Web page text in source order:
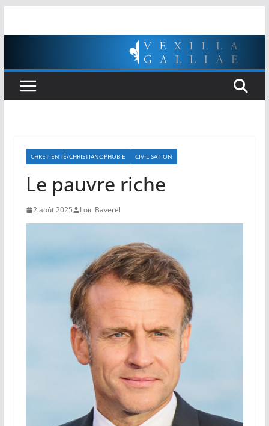
CHRETIENTÉ/CHRISTIANOPHOBIE CIVILISATION
Le pauvre riche
2 août 2025 Loïc Baverel